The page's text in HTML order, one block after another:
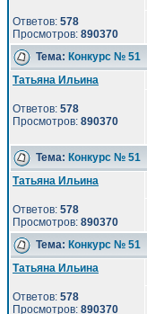
Ответов: 578
Просмотров: 890370
Тема: Конкурс № 51
Татьяна Ильина
Ответов: 578
Просмотров: 890370
Тема: Конкурс № 51
Татьяна Ильина
Ответов: 578
Просмотров: 890370
Тема: Конкурс № 51
Татьяна Ильина
Ответов: 578
Просмотров: 890370